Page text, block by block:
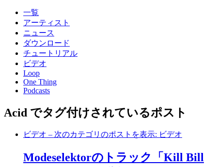
一覧
アーティスト
ニュース
ダウンロード
チュートリアル
ビデオ
Loop
One Thing
Podcasts
Acid でタグ付けされているポスト
ビデオ – 次のカテゴリのポストを表示: ビデオ
Modeselektorのトラック「Kill Bill